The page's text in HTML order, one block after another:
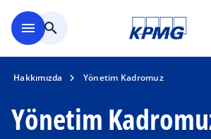
menu search
Hakkımızda Yönetim Kadromuz
Yönetim